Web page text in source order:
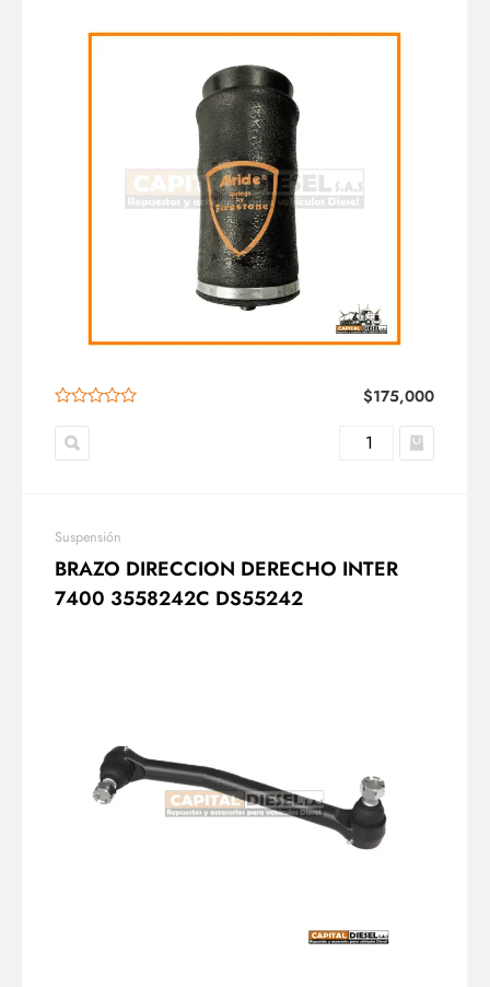
$175,000
Suspensión
BRAZO DIRECCION DERECHO INTER
7400 3558242C DS55242